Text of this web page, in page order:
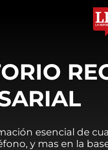
esencial de
y mas en la